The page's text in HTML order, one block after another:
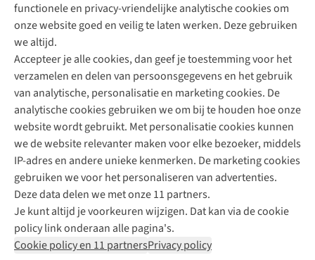
functionele en privacy-vriendelijke analytische cookies om
onze website goed en veilig te laten werken. Deze gebruiken
we altijd.
Accepteer je alle cookies, dan geef je toestemming voor het
verzamelen en delen van persoonsgegevens en het gebruik
van analytische, personalisatie en marketing cookies. De
analytische cookies gebruiken we om bij te houden hoe onze
website wordt gebruikt. Met personalisatie cookies kunnen
we de website relevanter maken voor elke bezoeker, middels
IP-adres en andere unieke kenmerken. De marketing cookies
gebruiken we voor het personaliseren van advertenties.
Deze data delen we met onze 11 partners.
Je kunt altijd je voorkeuren wijzigen. Dat kan via de cookie
policy link onderaan alle pagina's.
Cookie policy en 11 partnersPrivacy policy
Direct advies van een Buitenexpert
+31 (0)85 888 50 88
+31 6 12 28 49 80
Contactformulier